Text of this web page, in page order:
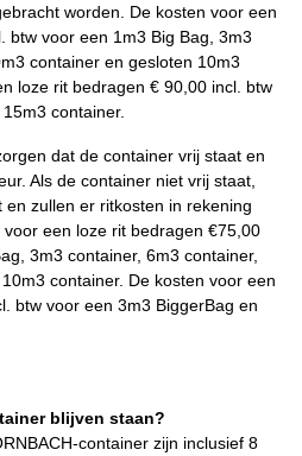
worden. De kosten voor een
btw voor een 1m3 Big Bag, 3m3
container en gesloten 10m3
loze rit bedragen € 90,00 incl. btw
container.
dat de container vrij staat en
Als de container niet vrij staat,
zullen er ritkosten in rekening
een loze rit bedragen €75,00
3m3 container, 6m3 container,
container. De kosten voor een
btw voor een 3m3 BiggerBag en
blijven staan?
container zijn inclusief 8